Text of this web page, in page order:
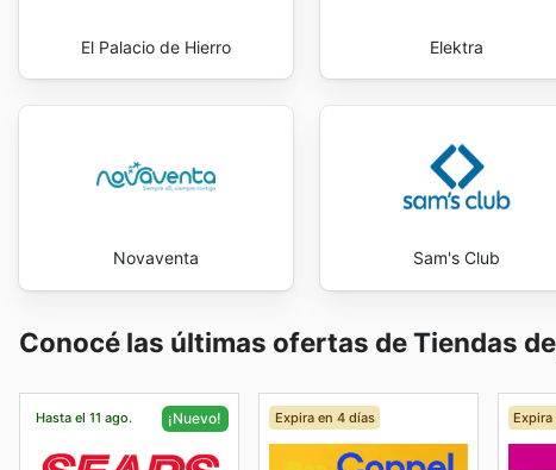
El Palacio de Hierro Elektra
Novaventa Sam's Club
Conocé las últimas ofertas de Tiendas
Hasta el 11 ago. ¡Nuevo! Expira en 4 días